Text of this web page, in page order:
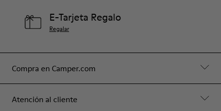
Compra en Camper.com
Atención al cliente
E-Tarjeta Regalo
Regalar